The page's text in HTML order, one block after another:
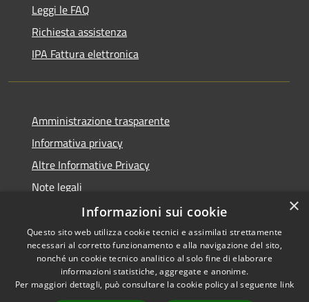
Leggi le FAQ
Richiesta assistenza
IPA Fattura elettronica
Amministrazione trasparente
Informativa privacy
Altre Informative Privacy
Note legali
Dichiarazione di accessibilità
RSS
Accessibilità
Copyright © 2026 • Comune di
×
Informazioni sui cookie
Questo sito web utilizza cookie tecnici e assimilati strettamente
necessari al corretto funzionamento e alla navigazione del sito,
nonché un cookie tecnico analitico al solo fine di elaborare
informazioni statistiche, aggregate e anonime.
Per maggiori dettagli, può consultare la cookie policy al seguente link